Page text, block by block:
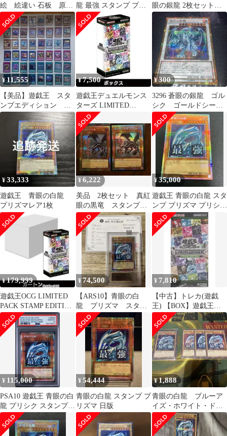
絵 絵違い 石板 原
作 イラスト違い クオ
シク 25th
龍 最強 スタンプ プリ
シク
眼の銀龍 2枚セットウ
ルパラ ゴルシク
¥11,555
【美品】遊戯王 スタ
ンプエディション シ
ークレット48枚コンプ
リートセット
¥7,500
遊戯王デュエルモンス
ターズ LIMITED
PACK-STAMP EDITION
¥300
3296 蒼眼の銀龍 ゴル
シク ゴールドシーク
レット GP16
¥33,333
遊戯王 青眼の白龍
プリズマレア1枚
¥6,222
美品 2枚セット 真紅
眼の黒竜 スタンプエ
ディション プリシク
¥35,000
遊戯王 青眼の白龍 スタ
ンプ プリズマ プリシク
最強 日版
¥179,999
遊戯王OCG LIMITED
PACK STAMP EDITION
1カートン
¥74,500
【ARS10】青眼の白
龍 プリズマ スタン
プエディション 日
版 最強 鑑定書
¥ 7,810
【中古】トレカ(遊戯
王) 【BOX】遊戯王
OCG デュエルモンスタ
ーズ LIMITED PACK -
STAMP EDITION- コナ
ミスタイル・サテライ
トショップ限定
¥ 115,000
PSA10 遊戯王 青眼の白
龍 プリシク スタンプエ
ディション 最強青眼
¥54,444
青眼の白龍 スタンプ プ
リズマ 日版
¥1,888
青眼の白龍 ブルーア
イズ・ホワイト・ドラ
ゴン スタンプエディ
ション 遊戯王